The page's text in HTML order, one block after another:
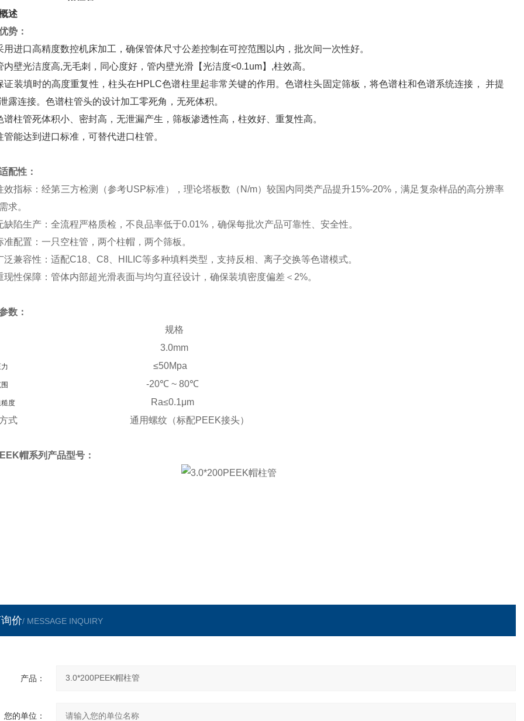
述
势：
用进口高精度数控机床加工，确保管体尺寸公差控制在可控范围以内，批次间一次性好。
内壁光洁度高,无毛刺，同心度好，管内壁光滑【光洁度<0.1um】,柱效高。
证装填时的高度重复性，柱头在HPLC色谱柱里起非常关键的作用。色谱柱头固定筛板，将色谱柱和色谱系统连接， 并提
露连接。色谱柱管头的设计加工零死角，无死体积。
谱柱管死体积小、密封高，无泄漏产生，筛板渗透性高，柱效好、重复性高。
管能达到进口标准，可替代进口柱管。
配性：
效指标：经第三方检测（参考USP标准），理论塔板数（N/m）较国内同类产品提升15%-20%，满足复杂样品的高分辨率
求。
缺陷生产：全流程严格质检，不良品率低于0.01%，确保每批次产品可靠性、安全性。
准配置：一只空柱管，两个柱帽，两个筛板。
泛兼容性：适配C18、C8、HILIC等多种填料类型，支持反相、离子交换等色谱模式。
现性保障：管体内部超光滑表面与均匀直径设计，确保装填密度偏差＜2%。
数：
规格
mm
≤50Mpa
-20℃ ~ 80℃
度
Ra≤0.1μm
式
通用螺纹（标配PEEK接头）
帽系列产品型号：
价/ MESSAGE INQUIRY
产品：
您的单位：